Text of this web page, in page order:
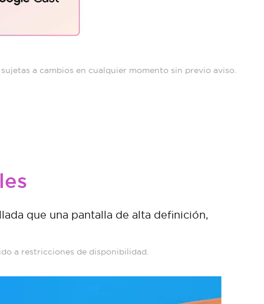
a cambios en cualquier momento sin previo aviso.
que una pantalla de alta definición,
a restricciones de disponibilidad.